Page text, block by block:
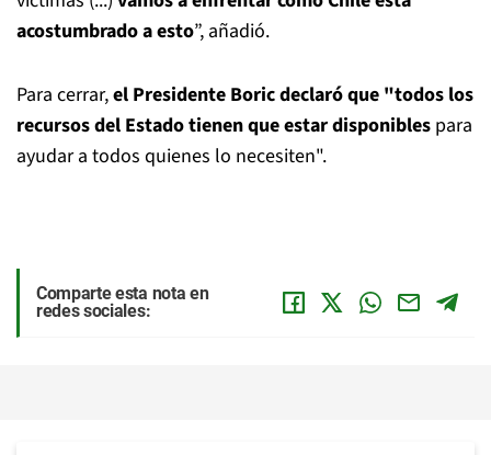
acostumbrado a esto”, añadió.
Para cerrar,el Presidente Boric declaró que "todos los
recursos del Estado tienen que estar disponibles para
ayudar a todos quienes lo necesiten".
Comparte esta nota en
redes sociales: